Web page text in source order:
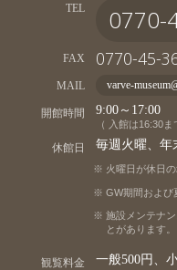
TEL 0770-
FAX 0770-45-
MAIL varve-
開館時間 9:00～17:00
（ 入館は16:30ま
休館日 毎週火曜、年
火曜日が休日
GW期間および
施設メンテナ
とがあります。
観覧料金 一般500円、